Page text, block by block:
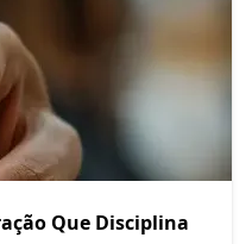
Que Disciplina